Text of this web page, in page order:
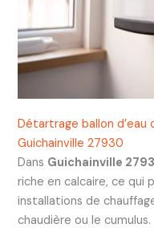
Détartrage ballon d’eau
Guichainville 27930
Dans Guichainville
riche en calcaire, ce qui
installations de
chaudière ou le